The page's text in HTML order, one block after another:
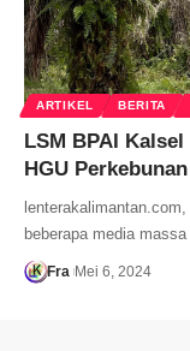
ARTIKEL BERITA
LSM BPAI
HGU
beberapa media
Fra Mei 6, 2024